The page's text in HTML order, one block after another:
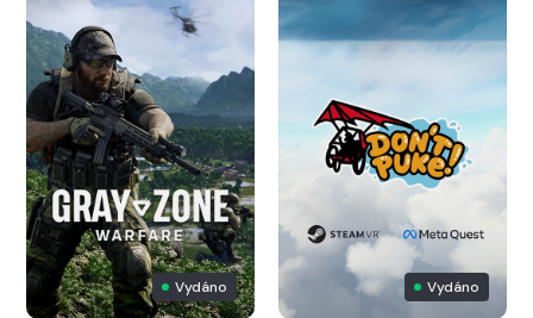
Vydáno Vydáno